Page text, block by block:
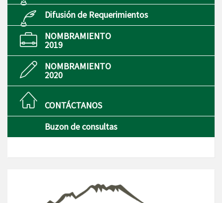
Difusión de Requerimientos
NOMBRAMIENTO
2019
NOMBRAMIENTO
2020
CONTÁCTANOS
Buzon de consultas